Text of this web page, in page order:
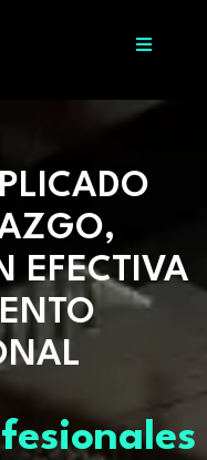
EFECTIVA